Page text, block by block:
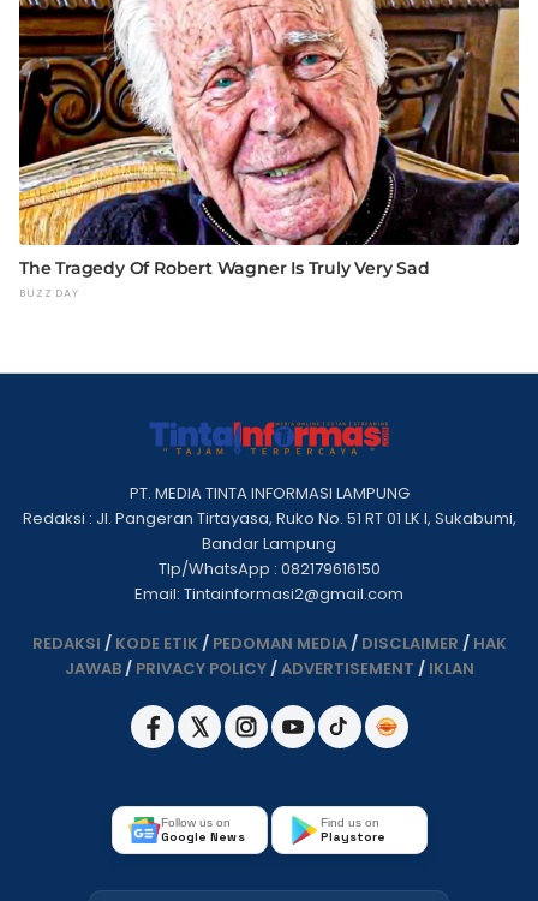
PT. MEDIA TINTA INFORMASI LAMPUNG
Redaksi : Jl. Pangeran Tirtayasa, Ruko No. 51 RT 01 LK I, Sukabumi,
Bandar Lampung
Tlp/WhatsApp : 082179616150
Email: Tintainformasi2@gmail.com
REDAKSI / KODE ETIK / PEDOMAN MEDIA/ DISCLAIMER / HAK
JAWAB/ PRIVACY POLICY/ADVERTISEMENT / IKLAN
Follow us on
Google News
Find us on
Playstore